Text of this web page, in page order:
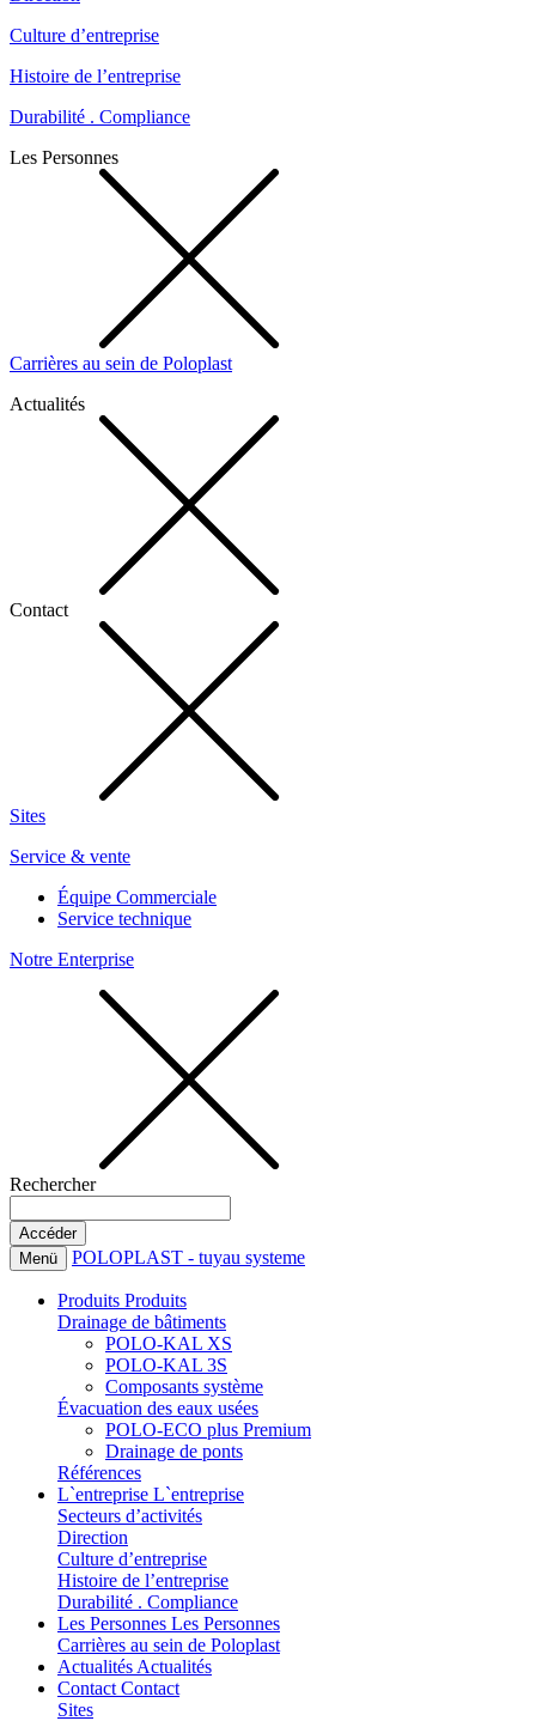
Culture d’entreprise
Histoire de l’entreprise
Durabilité . Compliance
Les Personnes
Carrières au sein de Poloplast
Actualités
Contact
Sites
Service & vente
Équipe Commerciale
Service technique
Notre Enterprise
Rechercher
Menü POLOPLAST - tuyau systeme
Produits Produits
Drainage de bâtiments
POLO-KAL XS
POLO-KAL 3S
Composants système
Évacuation des eaux usées
POLO-ECO plus Premium
Drainage de ponts
Références
L`entreprise L`entreprise
Secteurs d’activités
Direction
Culture d’entreprise
Histoire de l’entreprise
Durabilité . Compliance
Les Personnes Les Personnes
Carrières au sein de Poloplast
Actualités Actualités
Contact Contact
Sites